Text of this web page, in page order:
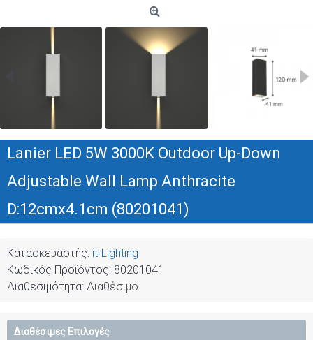
Lanier LED 5W 3000K Outdoor Up-Down
Adjustable Wall Lamp Anthracite
D:12cmx4.1cm (80201041)
Κατασκευαστής: it-Lighting
Κωδικός Προϊόντος: 80201041
Διαθεσιμότητα: Διαθέσιμο
Διαθέσιμες Επιλογές